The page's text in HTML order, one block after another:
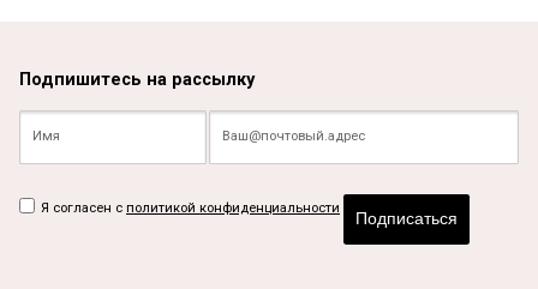
Подпишитесь на рассылку
Я согласен с политикой конфиденциальности
Подписаться